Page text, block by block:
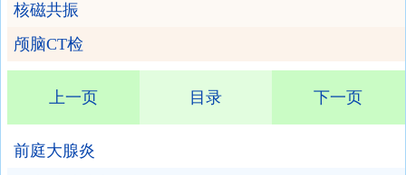
核磁共振
颅脑CT检
上一页 目录 下一页
前庭大腺炎